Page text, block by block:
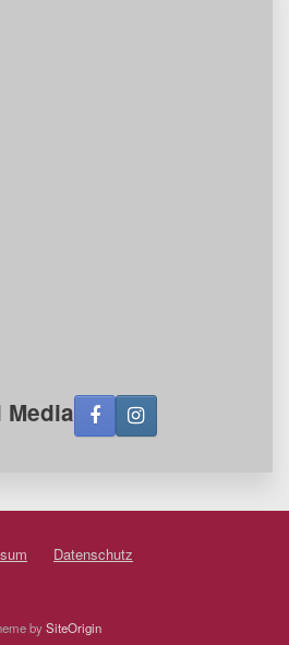
Datenschutz
bySiteOrigin